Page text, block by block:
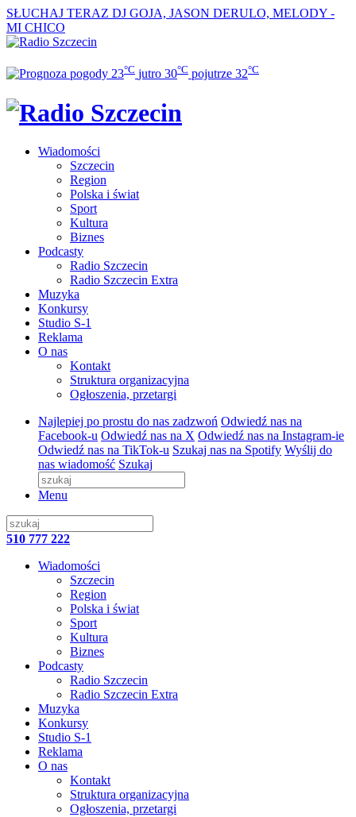
SŁUCHAJ TERAZ DJ GOJA, JASON DERULO, MELODY -
MI CHICO
23°C jutro 30°C pojutrze 32°C
Wiadomości
Szczecin
Region
Polska i świat
Sport
Kultura
Biznes
Podcasty
Radio Szczecin
Radio Szczecin Extra
Muzyka
Konkursy
Studio S-1
Reklama
O nas
Kontakt
Struktura organizacyjna
Ogłoszenia, przetargi
Najlepiej po prostu do nas zadzwoń Odwiedź nas na
Facebook-u Odwiedź nas na X Odwiedź nas na Instagram-ie
Odwiedź nas na TikTok-u Szukaj nas na Spotify Wyślij do
nas wiadomość Szukaj
Menu
510 777 222
Wiadomości
Szczecin
Region
Polska i świat
Sport
Kultura
Biznes
Podcasty
Radio Szczecin
Radio Szczecin Extra
Muzyka
Konkursy
Studio S-1
Reklama
O nas
Kontakt
Struktura organizacyjna
Ogłoszenia, przetargi